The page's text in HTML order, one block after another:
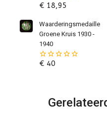
0
de
€18,95
Waarderingsmedaille
Groene Kruis 1930 -
1940
0
€40